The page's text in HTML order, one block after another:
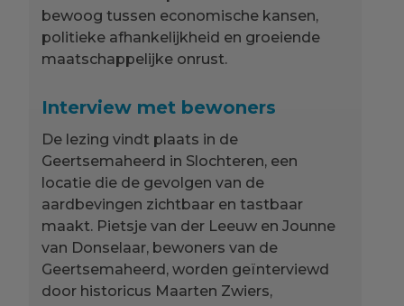
bewoog tussen economische kansen,
politieke afhankelijkheid en groeiende
maatschappelijke onrust.
Interview met bewoners
De lezing vindt plaats in de
Geertsemaheerd in Slochteren, een
locatie die de gevolgen van de
aardbevingen zichtbaar en tastbaar
maakt. Pietsje van der Leeuw en Jounne
van Donselaar, bewoners van de
Geertsemaheerd, worden geïnterviewd
door historicus Maarten Zwiers,